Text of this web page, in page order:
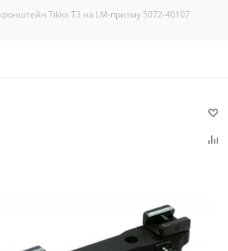
Tikka T3 на LM-призму 5072-40107